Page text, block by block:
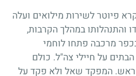
פיוטר לשירות מילואים ועלה
והתנהלותו במהלך הקרבות,
מרכבה פתחו לוחמי
על חיילי צה"ל. כולם
ראש. המפקד שאל ולא פקד על